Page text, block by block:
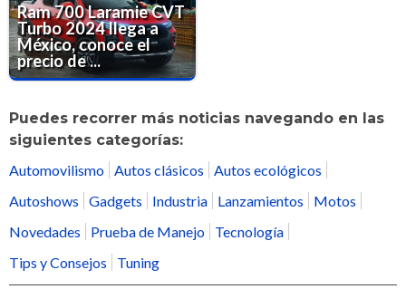
Ram 700 Laramie CVT
Turbo 2024 llega a
México, conoce el
precio de ...
Puedes recorrer más noticias navegando en las
siguientes categorías:
Automovilismo
Autos clásicos
Autos ecológicos
Autoshows
Gadgets Industria Lanzamientos
Motos
Novedades
Prueba de Manejo
Tecnología
Tips y Consejos
Tuning